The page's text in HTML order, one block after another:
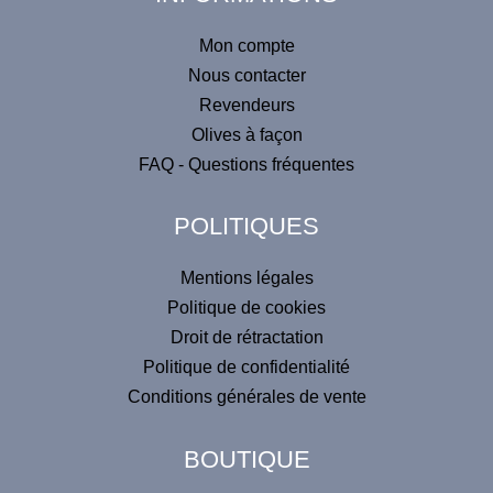
Mon compte
Nous contacter
Revendeurs
Olives à façon
FAQ - Questions fréquentes
POLITIQUES
Mentions légales
Politique de cookies
Droit de rétractation
Politique de confidentialité
Conditions générales de vente
BOUTIQUE